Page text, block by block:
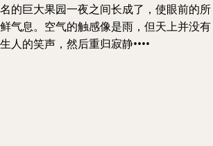
的巨大果园一夜之间长成了，使眼前的所
气息。空气的触感像是雨，但天上并没有
人的笑声，然后重归寂静••••